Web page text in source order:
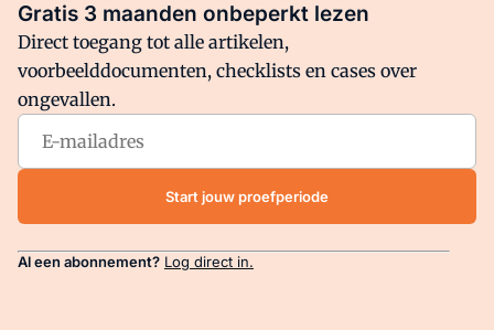
Facebook
Arbo is onderdeel van VMN media. Lees inons manifestwaar
VMN media voor staat. Op gebruik van deze site zijn de
volgende regelingen van toepassing:Algemene Voorwaarden
Privacy en Cookie beleid|Privacy instellingen
Gratis 3 maanden onbeperkt lezen
Direct toegang tot alle artikelen,
voorbeelddocumenten, checklists en cases over
ongevallen.
Start jouw proefperiode
Al een abonnement? Log direct in.